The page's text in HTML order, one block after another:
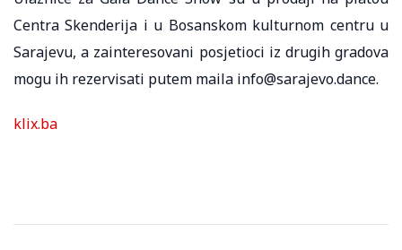
Centra Skenderija i u Bosanskom kulturnom centru u
Sarajevu, a zainteresovani posjetioci iz drugih gradova
mogu ih rezervisati putem maila info@sarajevo.dance.
klix.ba